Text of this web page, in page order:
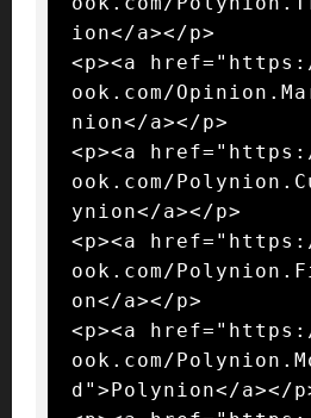
ion</a></p>
<p><a
ook.com/
nion</a></p>
<p><a
ook.com/
ynion</a></p>
<p><a
ook.com/
on</a></p>
<p><a
ook.com/
d">Polynion</a></